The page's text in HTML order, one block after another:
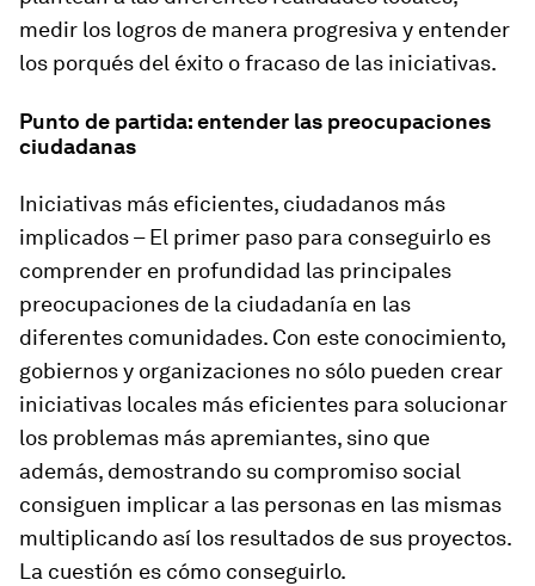
medir los logros de manera progresiva y entender
los porqués del éxito o fracaso de las iniciativas.
Punto de partida: entender las preocupaciones
ciudadanas
Iniciativas más eficientes, ciudadanos más
implicados– El primer paso para conseguirlo es
comprender en profundidad las principales
preocupaciones de la ciudadanía en las
diferentes comunidades. Con este conocimiento,
gobiernos y organizaciones no sólo pueden crear
iniciativas locales más eficientes para solucionar
los problemas más apremiantes, sino que
además, demostrando su compromiso social
consiguen implicar a las personas en las mismas
multiplicando así los resultados de sus proyectos.
La cuestión es cómo conseguirlo.